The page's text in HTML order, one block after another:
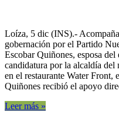
Loíza, 5 dic (INS).-
gobernación por el Partido
Escobar Quiñones, esposa
candidatura por la alcaldía
en el restaurante Water Front,
Quiñones recibió el apoyo
Leer más »